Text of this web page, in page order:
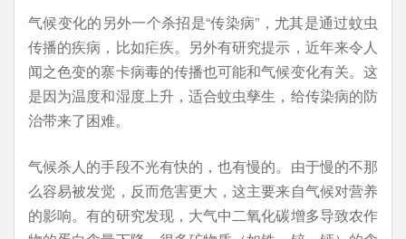
气候变化的另外一个杀招是“传染病”，尤其是通过蚊虫
传播的疾病，比如疟疾。另外有研究提示，近年来令人
闻之色变的寨卡病毒的传播也可能和气候变化有关。这
是因为温度和湿度上升，适合蚊虫孳生，给传染病的防
治带来了困难。
气候杀人的手段不光有快的，也有慢的。由于慢的不那
么容易被发觉，反而危害更大，这主要来自气候对营养
的影响。有的研究发现，大气中二氧化碳增多导致农作